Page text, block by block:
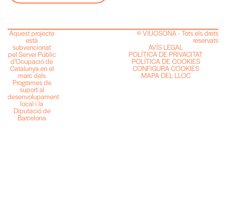
Aquest projecte
està
subvencionat
pel Servei Públic
d’Ocupació de
Catalunya en el
marc dels
Programes de
suport al
desenvolupament
local i la
Diputació de
Barcelona
© VIUOSONA - Tots els drets
reservats
AVÍS LEGAL
POLÍTICA DE PRIVACITAT
POLÍTICA DE COOKIES
CONFIGURA COOKIES
MAPA DEL LLOC